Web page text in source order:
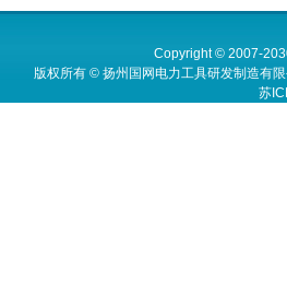
Copyright © 2007-
版权所有 © 扬州国网电力工具研发制造有
苏